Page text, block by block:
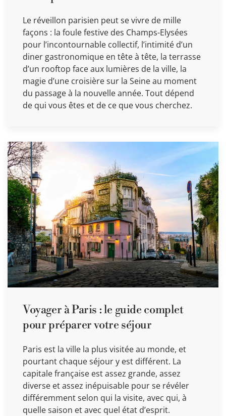
Le réveillon parisien peut se vivre de mille
façons : la foule festive des Champs-Elysées
pour l’incontournable collectif, l’intimité d’un
diner gastronomique en tête à tête, la terrasse
d’un rooftop face aux lumières de la ville, la
magie d’une croisière sur la Seine au moment
du passage à la nouvelle année. Tout dépend
de qui vous êtes et de ce que vous cherchez.
Voyager à Paris : le guide complet
pour préparer votre séjour
Paris est la ville la plus visitée au monde, et
pourtant chaque séjour y est différent. La
capitale française est assez grande, assez
diverse et assez inépuisable pour se révéler
différemment selon qui la visite, avec qui, à
quelle saison et avec quel état d’esprit.